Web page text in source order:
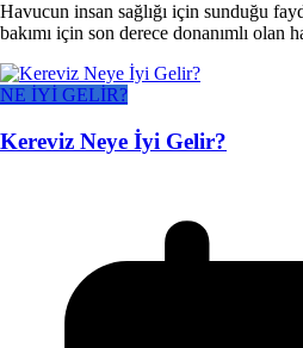
Havucun insan sağlığı için sunduğu
bakımı için son derece donanımlı olan
NE İYİ GELİR?
Kereviz Neye İyi Gelir?